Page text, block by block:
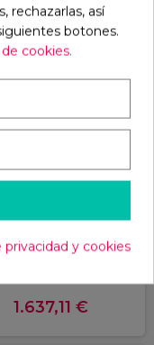
perros
1.637,11 €
rechazarlas, así
botones.
cookies.
privacidad y cookies